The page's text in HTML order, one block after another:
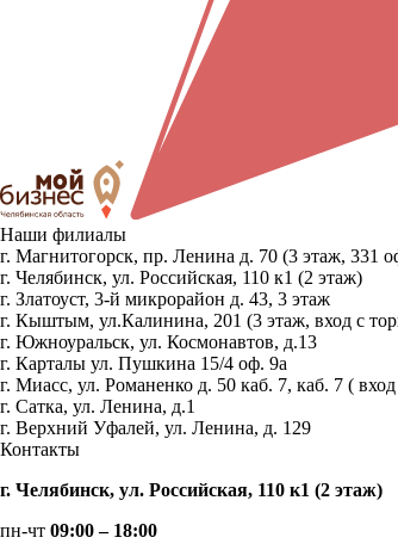
Наши филиалы
г. Магнитогорск, пр. Ленина д. 70 (3 этаж, 331
г. Челябинск, ул. Российская, 110 к1 (2 этаж)
г. Златоуст, 3-й микрорайон д. 43, 3 этаж
г. Кыштым, ул.Калинина, 201 (3 этаж, вход с
г. Южноуральск, ул. Космонавтов, д.13
г. Карталы ул. Пушкина 15/4 оф. 9а
г. Миасс, ул. Романенко д. 50 каб. 7, каб. 7 (
г. Сатка, ул. Ленина, д.1
г. Верхний Уфалей, ул. Ленина, д. 129
Контакты
г. Челябинск, ул. Российская, 110 к1 (2 этаж)
пн-чт 09:00 – 18:00